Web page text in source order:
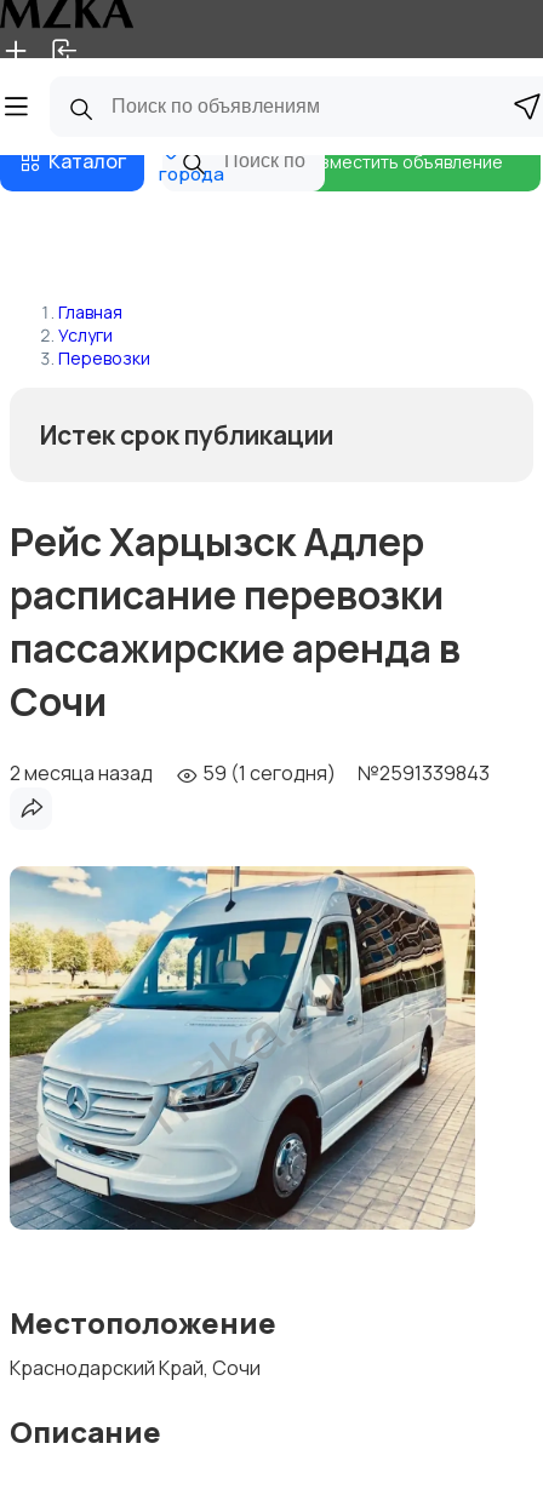
Главная Магазины
Каталог
города
Разместить объявление
Главная
Услуги
Перевозки
Истек срок публикации
Рейс Харцызск Адлер
расписание перевозки
пассажирские аренда в
Сочи
2 месяца назад 59 (1 сегодня) №2591339843
Местоположение
Краснодарский Край, Сочи
Описание